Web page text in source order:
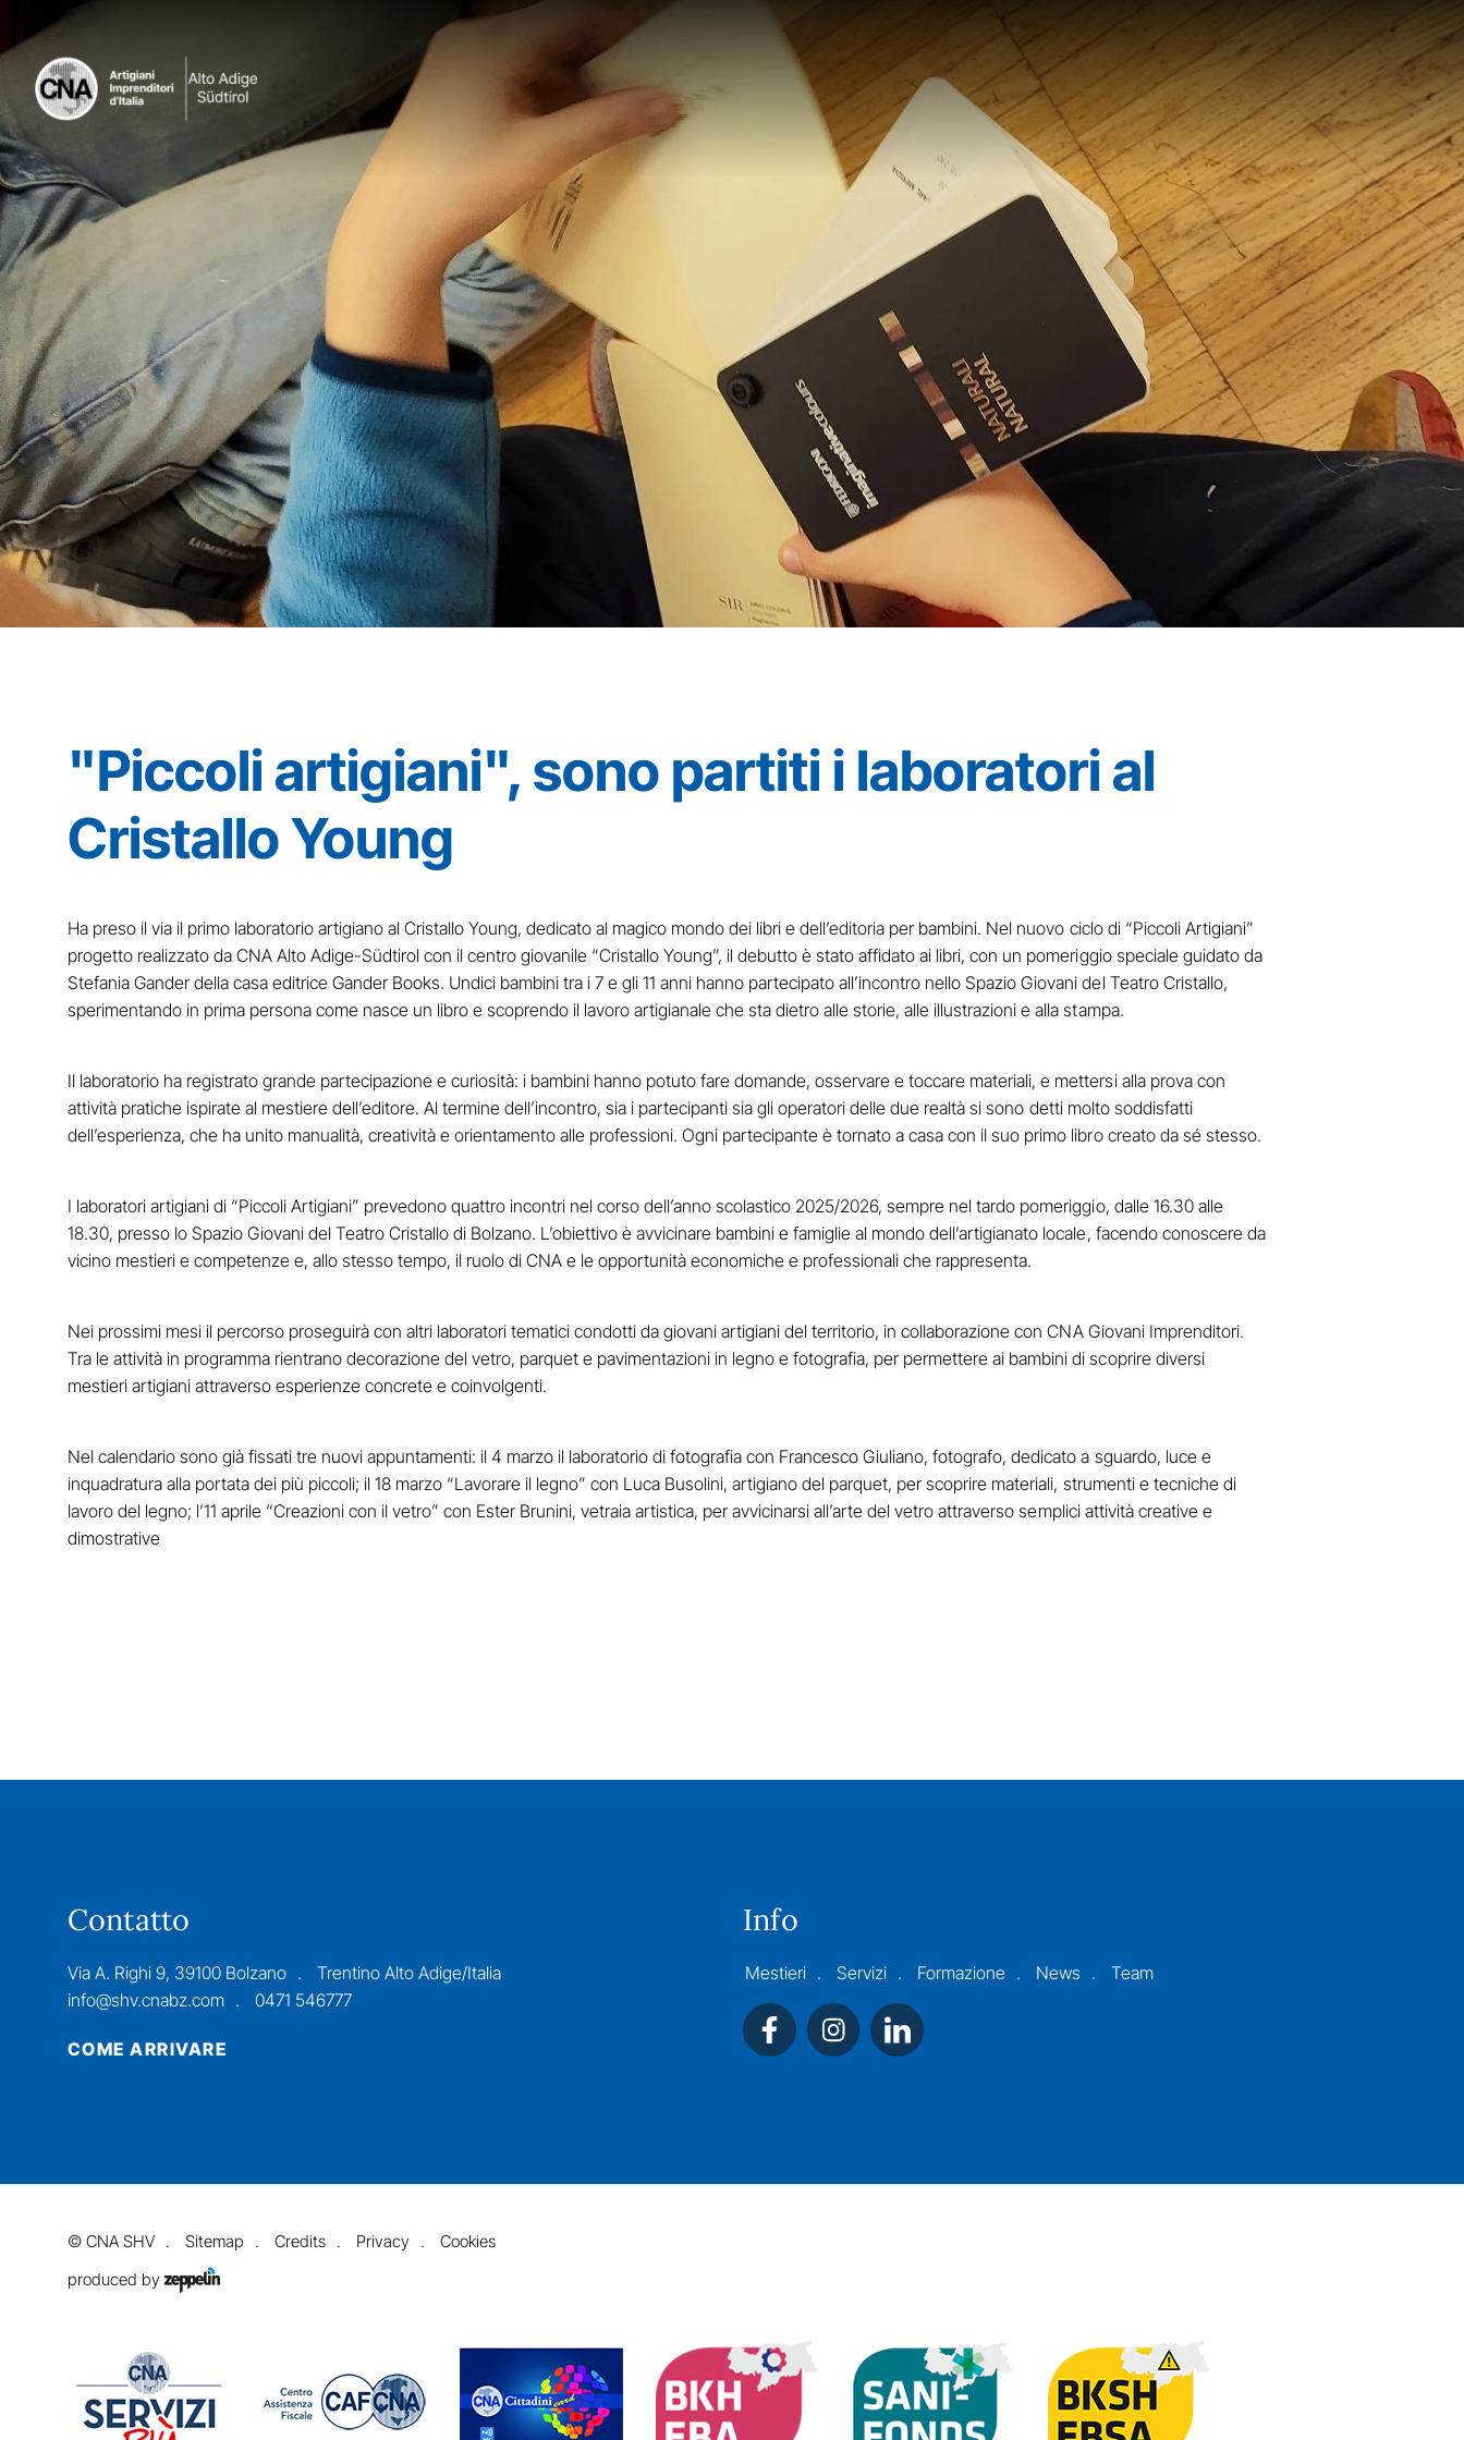
"Piccoli artigiani", sono partiti i laboratori al
Cristallo Young
Ha preso il via il primo laboratorio artigiano al Cristallo Young, dedicato al magico mondo dei libri e dell’editoria per bambini. Nel nuovo ciclo di “Piccoli Artigiani”
progetto realizzato da CNA Alto Adige-Südtirol con il centro giovanile “Cristallo Young”, il debutto è stato affidato ai libri, con un pomeriggio speciale guidato da
Stefania Gander della casa editrice Gander Books. Undici bambini tra i 7 e gli 11 anni hanno partecipato all’incontro nello Spazio Giovani del Teatro Cristallo,
sperimentando in prima persona come nasce un libro e scoprendo il lavoro artigianale che sta dietro alle storie, alle illustrazioni e alla stampa.
Il laboratorio ha registrato grande partecipazione e curiosità: i bambini hanno potuto fare domande, osservare e toccare materiali, e mettersi alla prova con
attività pratiche ispirate al mestiere dell’editore. Al termine dell’incontro, sia i partecipanti sia gli operatori delle due realtà si sono detti molto soddisfatti
dell’esperienza, che ha unito manualità, creatività e orientamento alle professioni. Ogni partecipante è tornato a casa con il suo primo libro creato da sé stesso.
I laboratori artigiani di “Piccoli Artigiani” prevedono quattro incontri nel corso dell’anno scolastico 2025/2026, sempre nel tardo pomeriggio, dalle 16.30 alle
18.30, presso lo Spazio Giovani del Teatro Cristallo di Bolzano. L’obiettivo è avvicinare bambini e famiglie al mondo dell’artigianato locale, facendo conoscere da
vicino mestieri e competenze e, allo stesso tempo, il ruolo di CNA e le opportunità economiche e professionali che rappresenta.
Nei prossimi mesi il percorso proseguirà con altri laboratori tematici condotti da giovani artigiani del territorio, in collaborazione con CNA Giovani Imprenditori.
Tra le attività in programma rientrano decorazione del vetro, parquet e pavimentazioni in legno e fotografia, per permettere ai bambini di scoprire diversi
mestieri artigiani attraverso esperienze concrete e coinvolgenti.
Nel calendario sono già fissati tre nuovi appuntamenti: il 4 marzo il laboratorio di fotografia con Francesco Giuliano, fotografo, dedicato a sguardo, luce e
inquadratura alla portata dei più piccoli; il 18 marzo “Lavorare il legno” con Luca Busolini, artigiano del parquet, per scoprire materiali, strumenti e tecniche di
lavoro del legno; l’11 aprile “Creazioni con il vetro” con Ester Brunini, vetraia artistica, per avvicinarsi all’arte del vetro attraverso semplici attività creative e
dimostrative
Contatto
Via A. Righi 9, 39100 Bolzano
Trentino Alto Adige/Italia
info@shv.cnabz.com
0471 546777
COME ARRIVARE
Info
Mestieri Servizi Formazione News Team
© CNA SHV Sitemap Credits Privacy
Cookies
produced by